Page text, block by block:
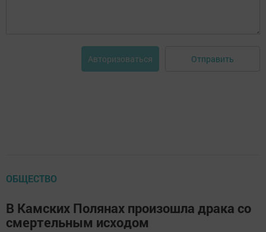
Авторизоваться Отправить
ОБЩЕСТВО
В Камских Полянах произошла драка со
смертельным исходом